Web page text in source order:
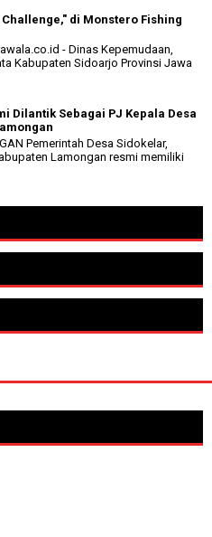
di Monstero Fishing
- Dinas Kepemudaan,
Kabupaten Sidoarjo Provinsi Jawa
Dilantik Sebagai PJ Kepala Desa
Pemerintah Desa Sidokelar,
Lamongan resmi memiliki